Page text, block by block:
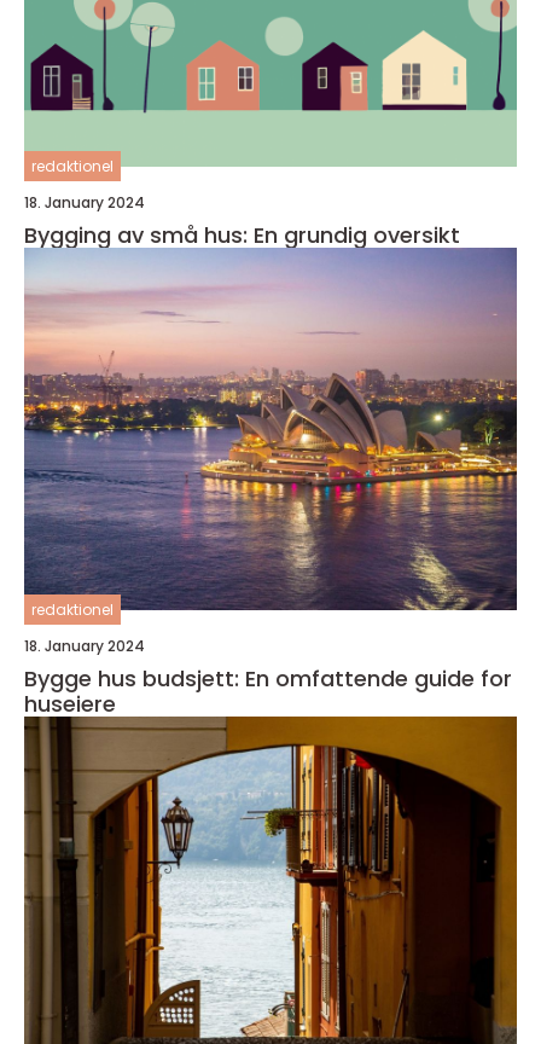
redaktionel
18. January 2024
Bygging av små hus: En grundig oversikt
redaktionel
18. January 2024
Bygge hus budsjett: En omfattende guide for
huseiere